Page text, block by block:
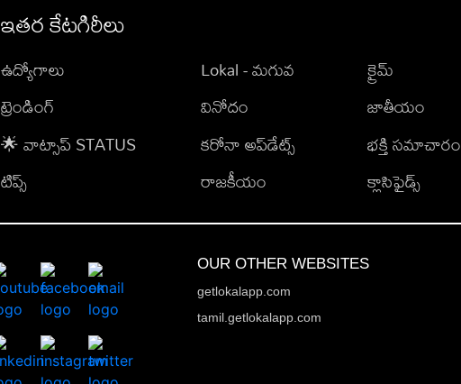
ఇతర కేటగిరీలు
ఉద్యోగాలు
ట్రెండింగ్
🌟 వాట్సాప్ STATUS
టిప్స్
Lokal - మగువ
వినోదం
కరోనా అప్‌డేట్స్
రాజకీయం
క్రైమ్
జాతీయం
భక్తి సమాచారం
క్లాసిఫైడ్స్
OUR OTHER WEBSITES
getlokalapp.com
tamil.getlokalapp.com